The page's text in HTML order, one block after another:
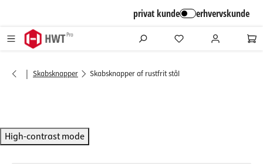
privat kunde erhvervskunde
| Skabsknapper Skabsknapper af rustfrit stål
High-contrast mode